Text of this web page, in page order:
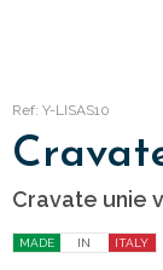
Ref: Y-LISAS10
Cravate unie
MADE IN ITALY